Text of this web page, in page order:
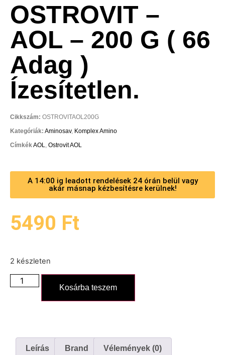
OSTROVIT –
AOL – 200 G ( 66
Adag )
Ízesítetlen.
Cikkszám: OSTROVITAOL200G
Kategóriák: Aminosav, Komplex Amino
CímkékAOL, Ostrovit AOL
A 14:00 ig leadott rendelések 24 órán belül vagy
akár másnap kézbesítésre kerülnek!
5490 Ft
2 készleten
Kosárba teszem
Leírás Brand Vélemények (0)